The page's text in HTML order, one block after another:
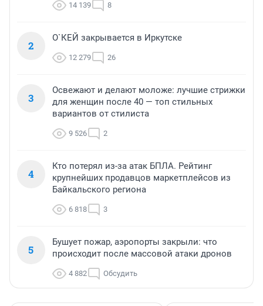
14 139 8
2
О`КЕЙ закрывается в Иркутске
12 279 26
3
Освежают и делают моложе: лучшие стрижки
для женщин после 40 — топ стильных
вариантов от стилиста
9 526 2
4
Кто потерял из-за атак БПЛА. Рейтинг
крупнейших продавцов маркетплейсов из
Байкальского региона
6 818 3
5
Бушует пожар, аэропорты закрыли: что
происходит после массовой атаки дронов
4 882 Обсудить